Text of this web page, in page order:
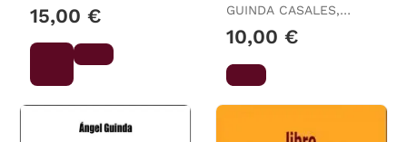
15,00 €
GUINDA CASALES,
10,00 €